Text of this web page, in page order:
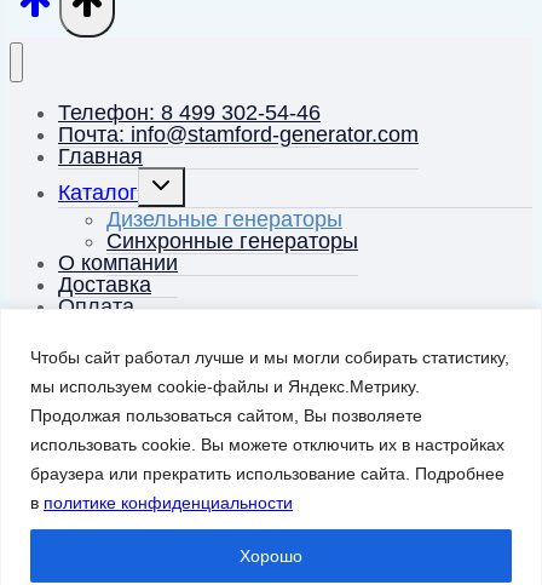
Чтобы сайт работал лучше и мы могли собирать статистику,
мы используем cookie-файлы и Яндекс.Метрику.
Продолжая пользоваться сайтом, Вы позволяете
использовать cookie. Вы можете отключить их в настройках
браузера или прекратить использование сайта. Подробнее
в политике конфиденциальности
Хорошо
Телефон: 8 499 302-54-46
Почта: info@stamford-generator.com
Главная
Каталог
Переключить
меню
Дизельные генераторы
Синхронные генераторы
О компании
Доставка
Оплата
Контакты
0
Заказать звонок
Искать: Поиск